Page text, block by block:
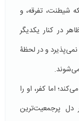
شیطنت، تفرقه، و
در کنار یکدیگر
و در لحظۀ
اما کفر، او را
دل پرجمعیت‌ترین